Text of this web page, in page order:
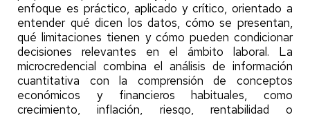
enfoque es práctico, aplicado y crítico, orientado a
entender qué dicen los datos, cómo se presentan,
qué limitaciones tienen y cómo pueden condicionar
decisiones relevantes en el ámbito laboral. La
microcredencial combina el análisis de información
cuantitativa con la comprensión de conceptos
económicos y financieros habituales, como
crecimiento, inflación, riesgo, rentabilidad o